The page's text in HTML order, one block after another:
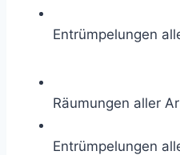
Entrümpelungen
Räumungen aller
Entrümpelungen